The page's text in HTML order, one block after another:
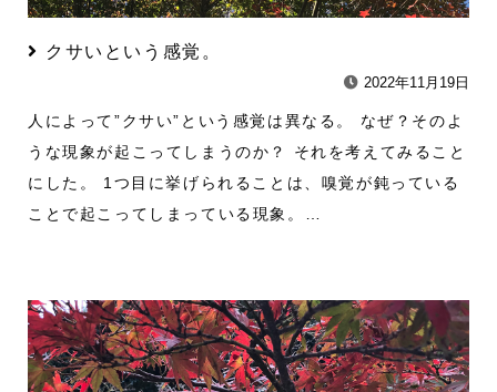
クサいという感覚。
2022年11月19日
人によって”クサい”という感覚は異なる。 なぜ？そのよ
うな現象が起こってしまうのか？ それを考えてみること
にした。 1つ目に挙げられることは、嗅覚が鈍っている
ことで起こってしまっている現象。…